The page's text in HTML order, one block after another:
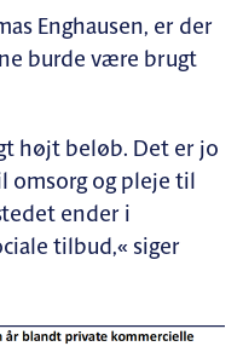
Enghausen, er der
burde være brugt
højt beløb. Det er jo
omsorg og pleje til
ender i
tilbud,« siger